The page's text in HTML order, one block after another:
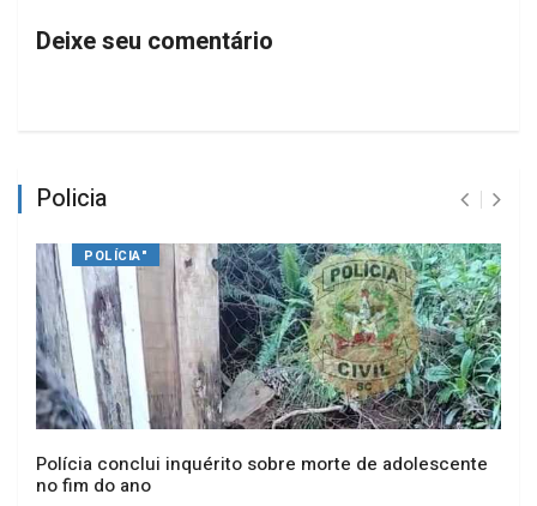
Deixe seu comentário
Policia
POLÍCIA"
Polícia conclui inquérito sobre morte de adolescente
no fim do ano